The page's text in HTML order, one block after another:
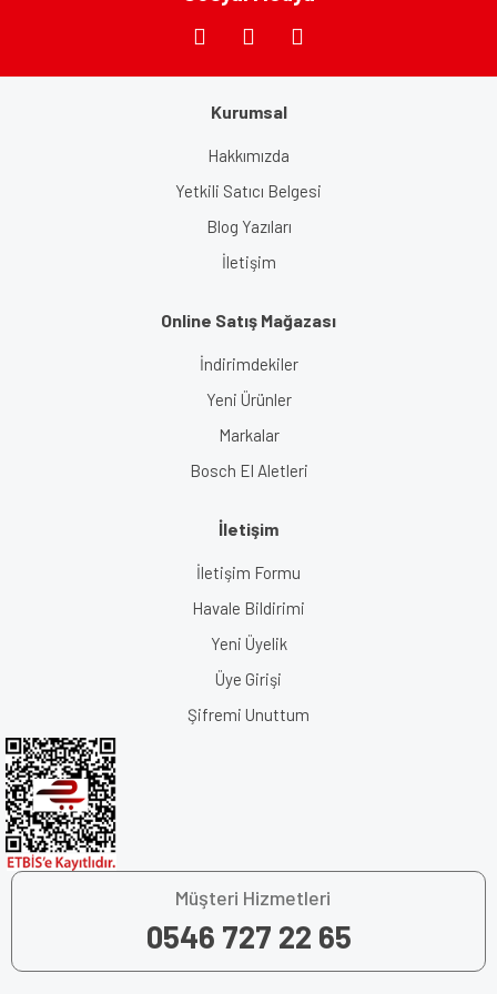
Kurumsal
Hakkımızda
Yetkili Satıcı Belgesi
Blog Yazıları
İletişim
Online Satış Mağazası
İndirimdekiler
Yeni Ürünler
Markalar
Bosch El Aletleri
İletişim
İletişim Formu
Havale Bildirimi
Yeni Üyelik
Üye Girişi
Şifremi Unuttum
Müşteri Hizmetleri
0546 727 22 65